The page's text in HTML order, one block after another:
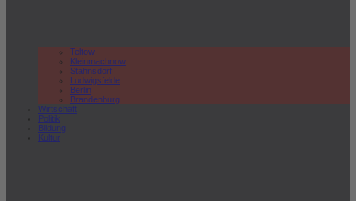
Teltow
Kleinmachnow
Stahnsdorf
Ludwigsfelde
Berlin
Brandenburg
Wirtschaft
Politik
Bildung
Kultur